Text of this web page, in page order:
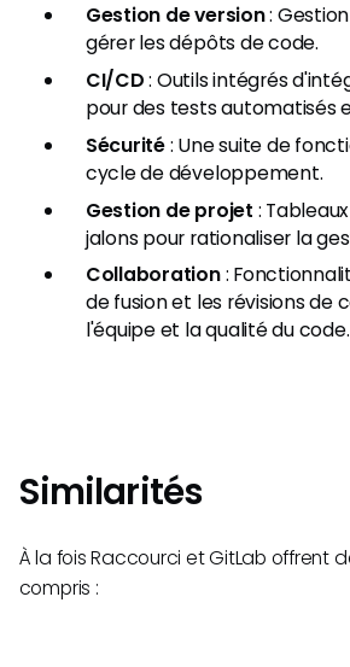
Gestion de version:
gérer les dépôts de code.
CI/CD: Outils intégrés
pour des tests automatisés
Sécurité: Une suite de
cycle de développement.
Gestion de projet :
jalons pour rationaliser la
Collaboration:
de fusion et les révisions
l'équipe et la qualité du code.
Similarités
À la fois Raccourci et GitLab offrent
compris :